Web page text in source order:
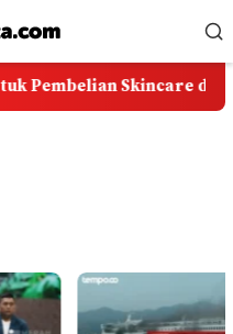
Skincare dan